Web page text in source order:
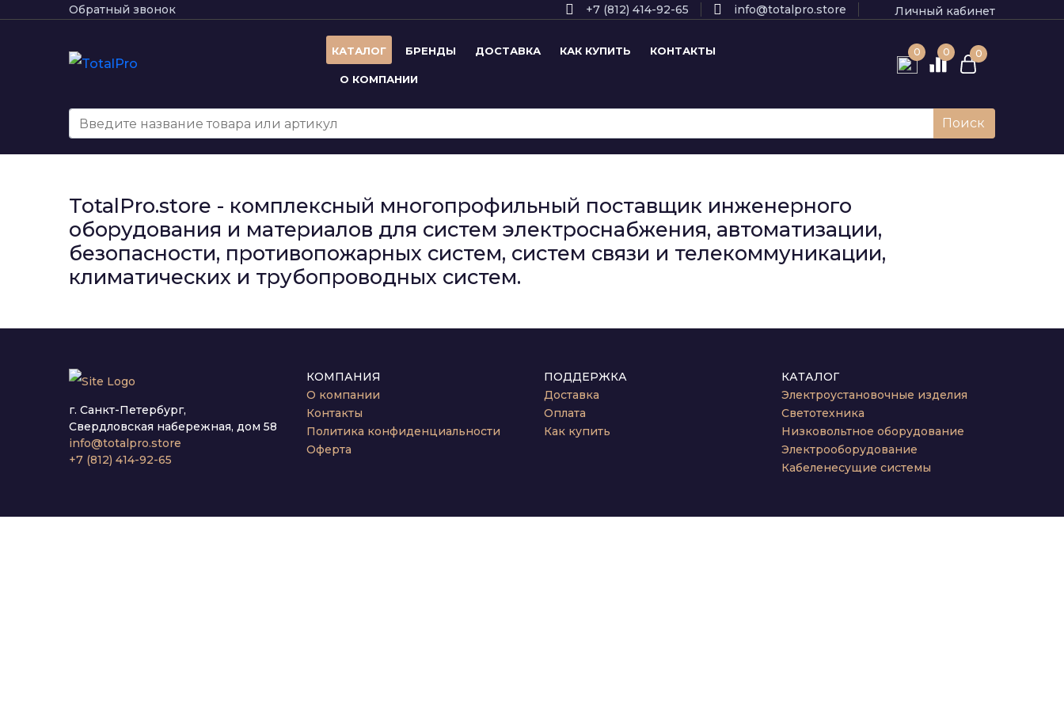
Обратный звонок +7 (812) 414-92-65 info@totalpro.store Личный кабинет
КАТАЛОГ БРЕНДЫ ДОСТАВКА КАК КУПИТЬ КОНТАКТЫ
О КОМПАНИИ
0 0 0
Поиск
TotalPro.store - комплексный многопрофильный поставщик инженерного
оборудования и материалов для систем электроснабжения, автоматизации,
безопасности, противопожарных систем, систем связи и телекоммуникации,
климатических и трубопроводных систем.
г. Санкт-Петербург,
Свердловская набережная, дом 58
info@totalpro.store
+7 (812) 414-92-65
КОМПАНИЯ
О компании
Контакты
Политика конфиденциальности
Оферта
ПОДДЕРЖКА
Доставка
Оплата
Как купить
КАТАЛОГ
Электроустановочные изделия
Светотехника
Низковольтное оборудование
Электрооборудование
Кабеленесущие системы